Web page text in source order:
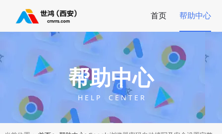
首页 帮助中心
帮助中心
H E L P C E N T E R